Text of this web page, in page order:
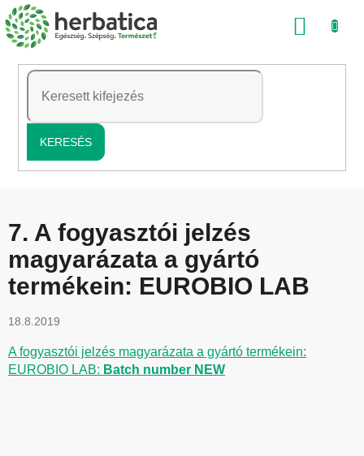
Ugrás
a
tartalomhoz
KERESÉS
7. A fogyasztói jelzés
magyarázata a gyártó
termékein: EUROBIO LAB
18.8.2019
A fogyasztói jelzés magyarázata a gyártó termékein:
EUROBIO LAB: Batch number NEW